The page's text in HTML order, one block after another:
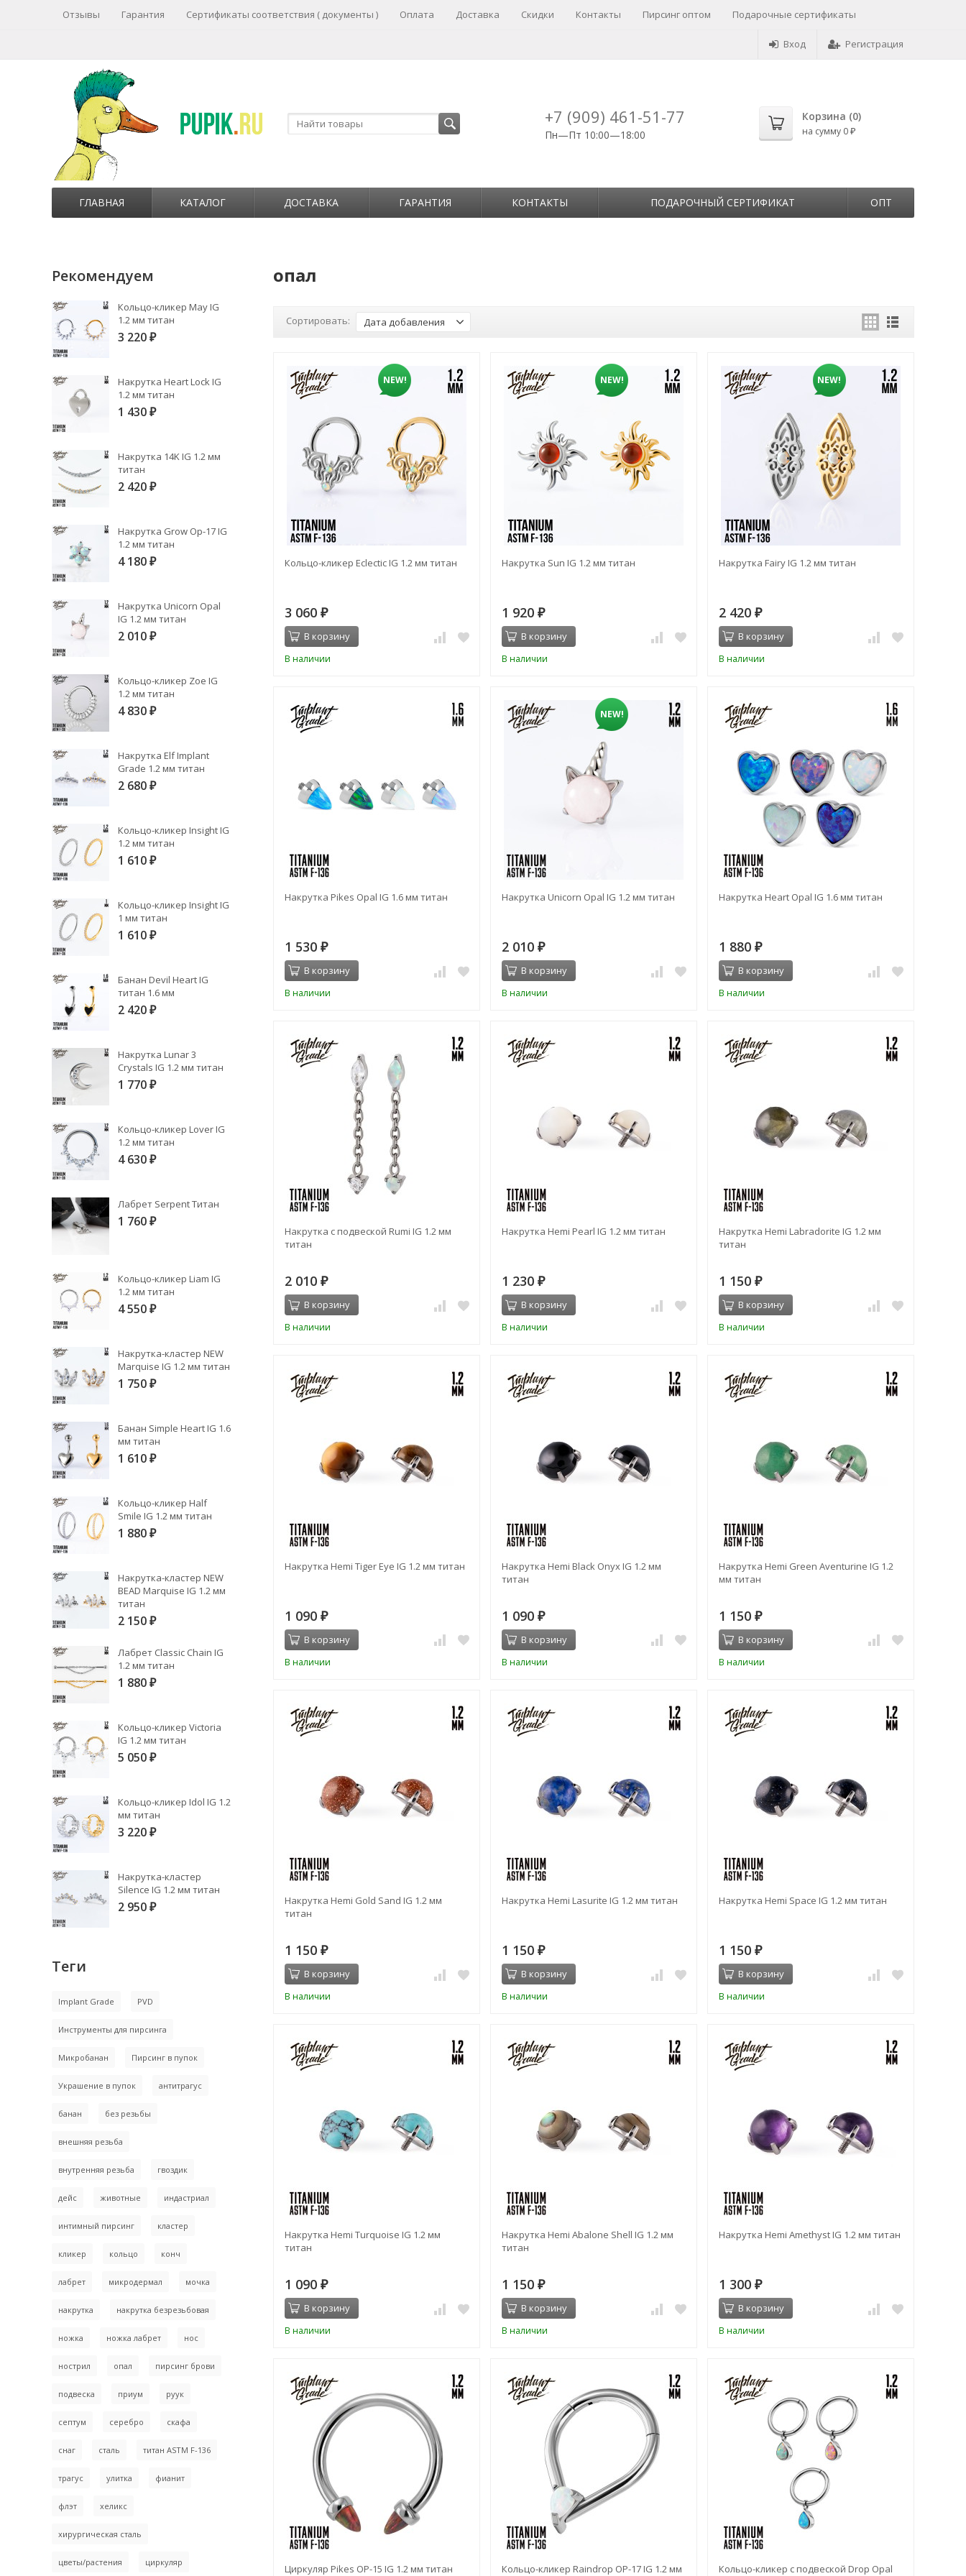
Отзывы Гарантия Сертификаты соответствия ( документы ) Оплата Доставка Скидки Контакты Пирсинг оптом Подарочные сертификаты
Вход Регистрация
+7 (909) 461-51-77
Пн—Пт 10:00—18:00
Корзина (0)
на сумму 0 ₽
ГЛАВНАЯ КАТАЛОГ ДОСТАВКА ГАРАНТИЯ КОНТАКТЫ ПОДАРОЧНЫЙ СЕРТИФИКАТ ОПТ
опал
Сортировать: Дата добавления
NEW!
Кольцо-кликер Eclectic IG 1.2 мм титан
3 060 ₽
В корзину
В наличии
NEW!
Накрутка Sun IG 1.2 мм титан
1 920 ₽
В корзину
В наличии
NEW!
Накрутка Fairy IG 1.2 мм титан
2 420 ₽
В корзину
В наличии
Накрутка Pikes Opal IG 1.6 мм титан
1 530 ₽
В корзину
В наличии
NEW!
Накрутка Unicorn Opal IG 1.2 мм титан
2 010 ₽
В корзину
В наличии
Накрутка Heart Opal IG 1.6 мм титан
1 880 ₽
В корзину
В наличии
Накрутка с подвеской Rumi IG 1.2 мм
титан
2 010 ₽
В корзину
В наличии
Накрутка Hemi Pearl IG 1.2 мм титан
1 230 ₽
В корзину
В наличии
Накрутка Hemi Labradorite IG 1.2 мм
титан
1 150 ₽
В корзину
В наличии
Накрутка Hemi Tiger Eye IG 1.2 мм титан
1 090 ₽
В корзину
В наличии
Накрутка Hemi Black Onyx IG 1.2 мм
титан
1 090 ₽
В корзину
В наличии
Накрутка Hemi Green Aventurine IG 1.2
мм титан
1 150 ₽
В корзину
В наличии
Накрутка Hemi Gold Sand IG 1.2 мм
титан
1 150 ₽
В корзину
В наличии
Накрутка Hemi Lasurite IG 1.2 мм титан
1 150 ₽
В корзину
В наличии
Накрутка Hemi Space IG 1.2 мм титан
1 150 ₽
В корзину
В наличии
Накрутка Hemi Turquoise IG 1.2 мм
титан
1 090 ₽
В корзину
В наличии
Накрутка Hemi Abalone Shell IG 1.2 мм
титан
1 150 ₽
В корзину
В наличии
Накрутка Hemi Amethyst IG 1.2 мм титан
1 300 ₽
В корзину
В наличии
Циркуляр Pikes OP-15 IG 1.2 мм титан
Кольцо-кликер Raindrop OP-17 IG 1.2 мм
Кольцо-кликер с подвеской Drop Opal
Рекомендуем
Кольцо-кликер May IG
1.2 мм титан
3 220 ₽
Накрутка Heart Lock IG
1.2 мм титан
1 430 ₽
Накрутка 14K IG 1.2 мм
титан
2 420 ₽
Накрутка Grow Op-17 IG
1.2 мм титан
4 180 ₽
Накрутка Unicorn Opal
IG 1.2 мм титан
2 010 ₽
Кольцо-кликер Zoe IG
1.2 мм титан
4 830 ₽
Накрутка Elf Implant
Grade 1.2 мм титан
2 680 ₽
Кольцо-кликер Insight IG
1.2 мм титан
1 610 ₽
Кольцо-кликер Insight IG
1 мм титан
1 610 ₽
Банан Devil Heart IG
титан 1.6 мм
2 420 ₽
Накрутка Lunar 3
Crystals IG 1.2 мм титан
1 770 ₽
Кольцо-кликер Lover IG
1.2 мм титан
4 630 ₽
Лабрет Serpent Титан
1 760 ₽
Кольцо-кликер Liam IG
1.2 мм титан
4 550 ₽
Накрутка-кластер NEW
Marquise IG 1.2 мм титан
1 750 ₽
Банан Simple Heart IG 1.6
мм титан
1 610 ₽
Кольцо-кликер Half
Smile IG 1.2 мм титан
1 880 ₽
Накрутка-кластер NEW
BEAD Marquise IG 1.2 мм
титан
2 150 ₽
Лабрет Classic Chain IG
1.2 мм титан
1 880 ₽
Кольцо-кликер Victoria
IG 1.2 мм титан
5 050 ₽
Кольцо-кликер Idol IG 1.2
мм титан
3 220 ₽
Накрутка-кластер
Silence IG 1.2 мм титан
2 950 ₽
Теги
Implant Grade PVD
Инструменты для пирсинга
Микробанан Пирсинг в пупок
Украшение в пупок антитрагус
банан без резьбы
внешняя резьба
внутренняя резьба гвоздик
дейс животные индастриал
интимный пирсинг кластер
кликер кольцо конч
лабрет микродермал мочка
накрутка накрутка безрезьбовая
ножка ножка лабрет нос
нострил опал пирсинг брови
подвеска приум руук
септум серебро скафа
снаг сталь титан ASTM F-136
трагус улитка фианит
флэт хеликс
хирургическая сталь
цветы/растения циркуляр